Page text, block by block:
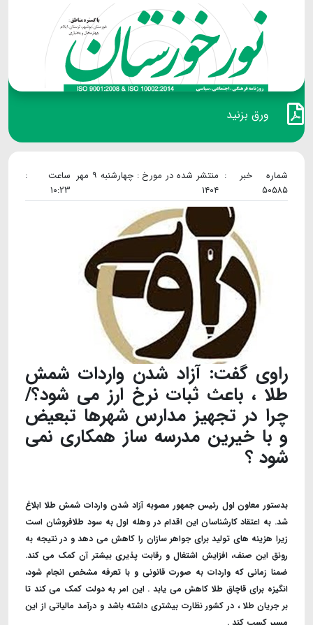
ورق بزنید
شماره خبر :
۵۰۵۸۵
منتشر شده در مورخ : چهارشنبه ۹ مهر
۱۴۰۴
ساعت :
۱۰:۲۳
راوی گفت: آزاد شدن واردات شمش
طلا ، باعث ثبات نرخ ارز می شود؟/
چرا در تجهیز مدارس شهرها تبعیض
و با خیرین مدرسه ساز همکاری نمی
شود ؟
بدستور معاون اول رئیس جمهور مصوبه آزاد شدن واردات شمش طلا ابلاغ
شد. به اعتقاد کارشناسان این اقدام در وهله اول به سود طلافروشان است
زیرا هزینه های تولید برای جواهر سازان را کاهش می دهد و در نتیجه به
رونق این صنف، افزایش اشتغال و رقابت پذیری بیشتر آن کمک می کند.
ضمنا زمانی که واردات به صورت قانونی و با تعرفه مشخص انجام شود،
انگیزه برای قاچاق طلا کاهش می یابد . این امر به دولت کمک می کند تا
بر جریان طلا ، در کشور نظارت بیشتری داشته باشد و درآمد مالیاتی از این